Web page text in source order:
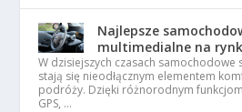
Najlepsze
multimedialne na
W dzisiejszych czasach samochodowe
stają się nieodłącznym elementem
podróży. Dzięki różnorodnym
GPS, …